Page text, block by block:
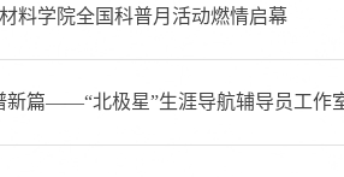
材料学院全国科普月活动燃情启幕
新篇——“北极星”生涯导航辅导员工作